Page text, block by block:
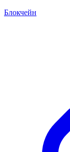
Блокчейн